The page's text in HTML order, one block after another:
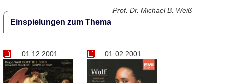
Prof. Dr. Michael B. Weiß
Einspielungen zum Thema
01.12.2001 01.02.2001